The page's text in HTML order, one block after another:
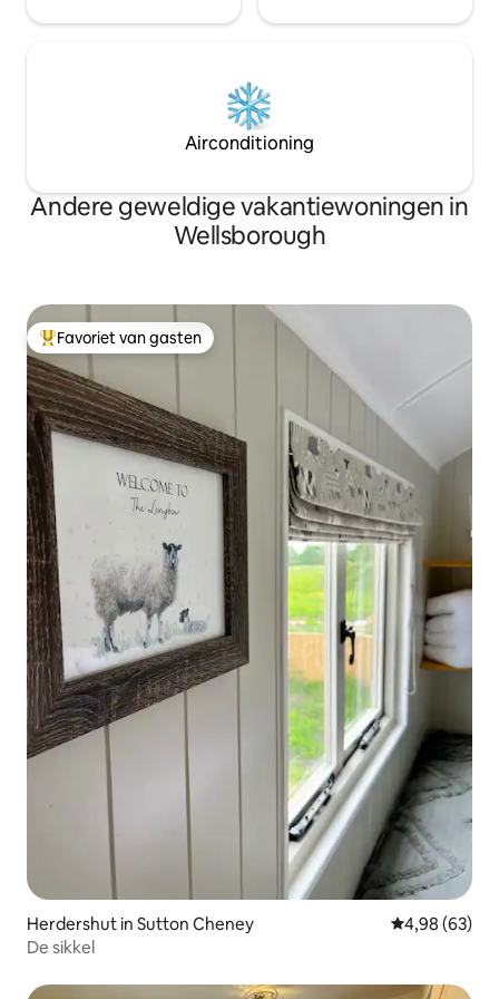
Airconditioning
Andere geweldige vakantiewoningen in
Wellsborough
Topfavoriet van gasten
Favoriet van gasten
Herdershut in Sutton Cheney Gemiddelde
4,98 (63)
De sikkel